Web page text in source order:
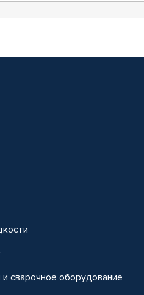
сварочное оборудование